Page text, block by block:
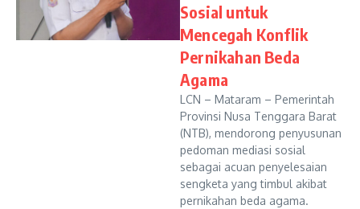
Sosial untuk
Mencegah Konflik
Pernikahan Beda
Agama
LCN – Mataram – Pemerintah
Provinsi Nusa Tenggara Barat
(NTB), mendorong penyusunan
pedoman mediasi sosial
sebagai acuan penyelesaian
sengketa yang timbul akibat
pernikahan beda agama.